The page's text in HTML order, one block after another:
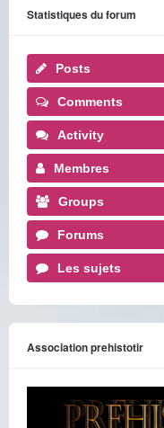
Statistiques du forum
Posts
Comments
Activity
Membres
Groups
Forums
Les sujets
Association prehistotir